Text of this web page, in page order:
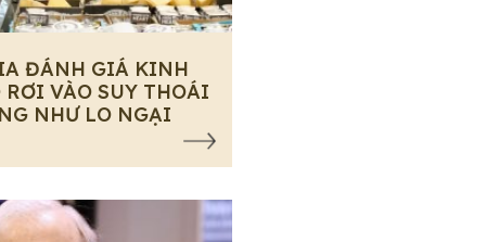
ĐÁNH GIÁ KINH
RƠI VÀO SUY THOÁI
NHƯ LO NGẠI